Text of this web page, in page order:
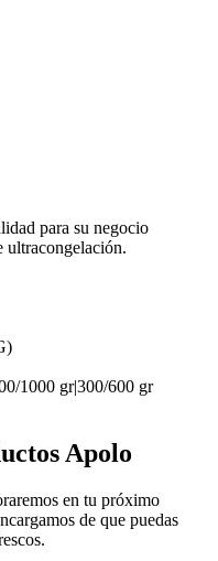
para su negocio
ultracongelación.
1000 gr|300/600 gr
Apolo
en tu próximo
de que puedas